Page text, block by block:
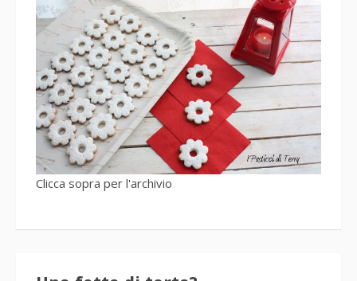
Clicca sopra per l'archivio